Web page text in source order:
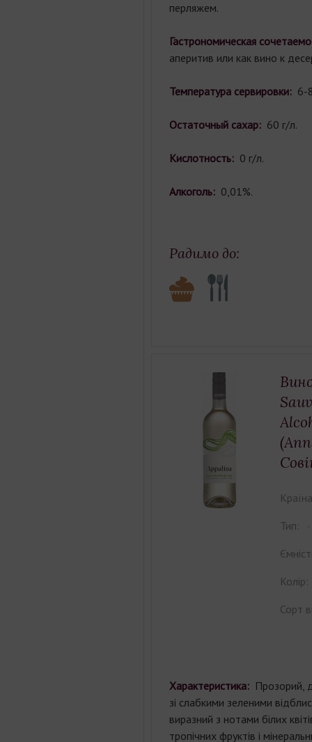
перляжем.
Гастрономическая
аперитив или как вино к
Температура сервировки: 6-
Остаточный сахар: 60 г/л.
Кислотность: 0 г/л.
Алкоголь: 0,01%.
Радимо до:
Тип:
Колір:
Сорт
Характеристика: Прозорий,
зі слабкими зеленими
виразний з нотами білих
тропічних фруктів і